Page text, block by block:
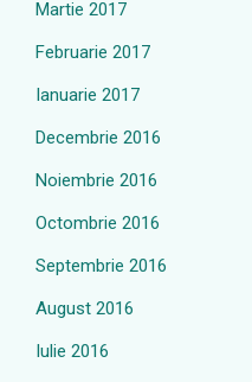
Martie 2017
Februarie 2017
Ianuarie 2017
Decembrie 2016
Noiembrie 2016
Octombrie 2016
Septembrie 2016
August 2016
Iulie 2016